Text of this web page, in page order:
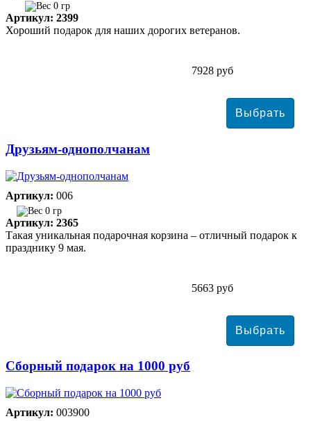
0 гр
Артикул: 2399
Хороший подарок для наших дорогих ветеранов.
7928 руб
Друзьям-однополчанам
Артикул: 006
0 гр
Артикул: 2365
Такая уникальная подарочная корзина – отличный подарок к
празднику 9 мая.
5663 руб
Сборный подарок на 1000 руб
Артикул: 003900